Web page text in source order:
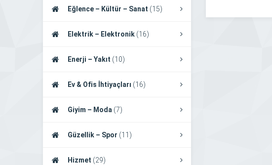
Eğlence – Kültür – Sanat (15)
Elektrik – Elektronik (16)
Enerji – Yakıt (10)
Ev & Ofis İhtiyaçları (16)
Giyim – Moda (7)
Güzellik – Spor (11)
Hizmet (29)